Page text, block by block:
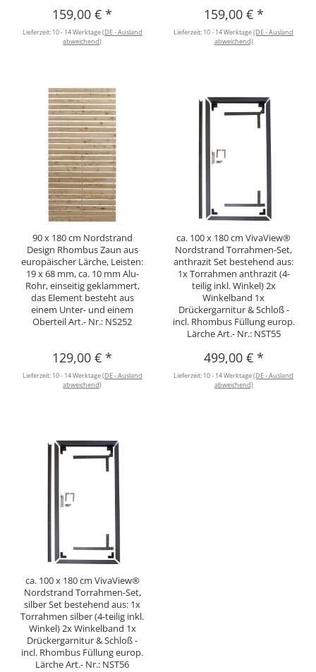
159,00 €*
Lieferzeit: 10 - 14 Werktage(DE - Ausland
abweichend)
159,00 € *
Lieferzeit: 10 - 14 Werktage(DE - Ausland
abweichend)
90 x 180 cm Nordstrand
Design Rhombus Zaun aus
europäischer Lärche, Leisten:
19 x 68 mm, ca. 10 mm Alu-
Rohr, einseitig geklammert,
das Element besteht aus
einem Unter- und einem
Oberteil Art.- Nr.: NS252
129,00 €*
Lieferzeit: 10 - 14 Werktage(DE - Ausland
abweichend)
ca. 100 x 180 cm VivaView®
Nordstrand Torrahmen-Set,
anthrazit Set bestehend aus:
1x Torrahmen anthrazit (4-
teilig inkl. Winkel) 2x
Winkelband 1x
Drückergarnitur & Schloß -
incl. Rhombus Füllung europ.
Lärche Art.- Nr.: NST55
499,00 € *
Lieferzeit: 10 - 14 Werktage(DE - Ausland
abweichend)
ca. 100 x 180 cm VivaView®
Nordstrand Torrahmen-Set,
silber Set bestehend aus: 1x
Torrahmen silber (4-teilig inkl.
Winkel) 2x Winkelband 1x
Drückergarnitur & Schloß -
incl. Rhombus Füllung europ.
Lärche Art.- Nr.: NST56